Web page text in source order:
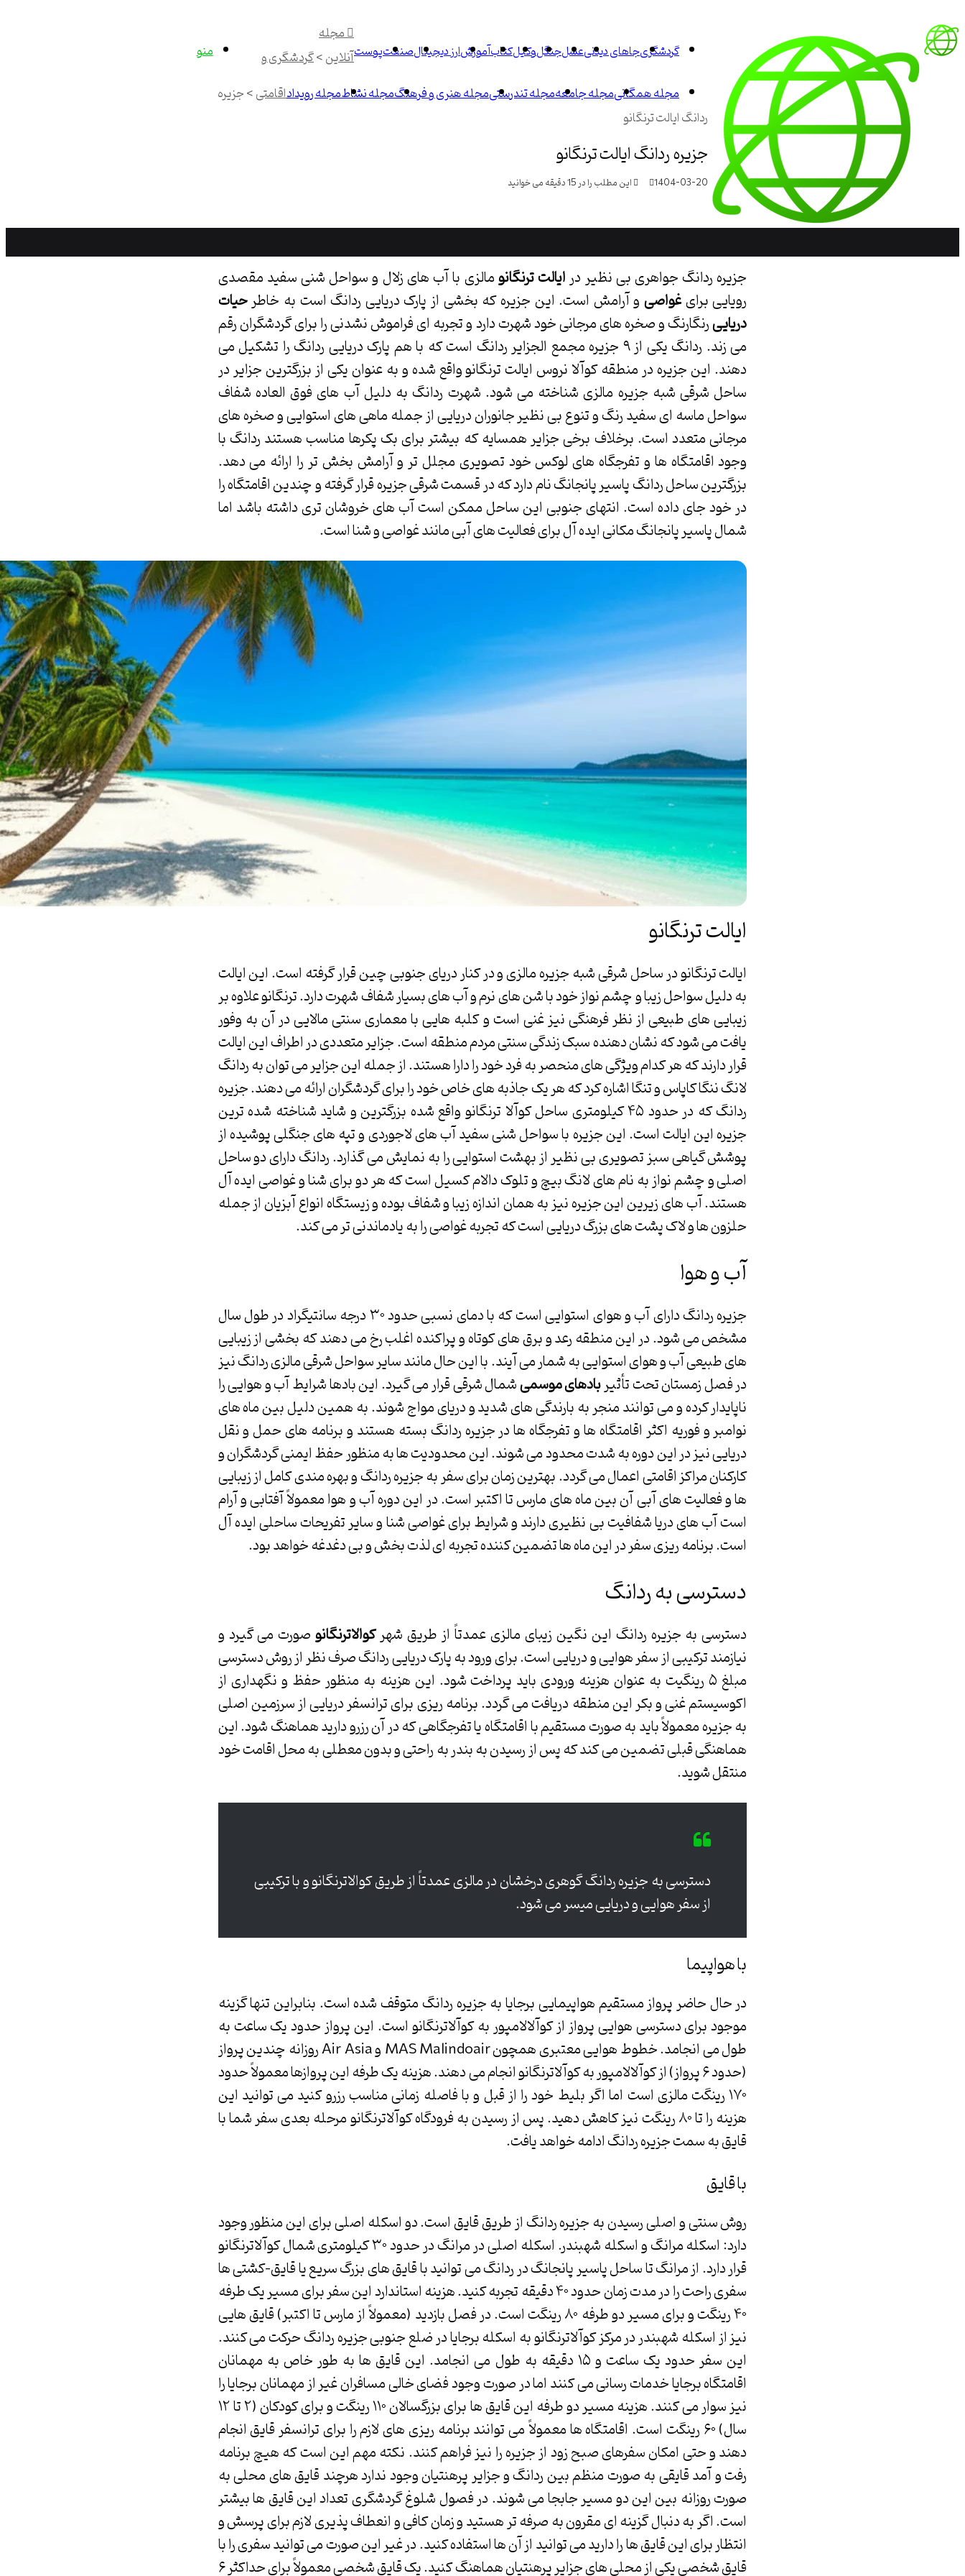
منو گردشگریجاهای دیدنیعسلجنگلوکیلکتابآموزشارز دیجیتالصنعتپوست
مجله همگانیمجله جامعهمجله تندرستیمجله هنری و فرهنگمجله نشاطمجله رویداد
مجله
آنلاین>گردشگری و
اقامتی>جزیره
ردانگ ایالت ترنگانو
جزیره ردانگ ایالت ترنگانو
1404-03-20 این مطلب را در 15 دقیقه می خوانید
جزیره ردانگ جواهری بی نظیر درایالت ترنگانومالزی با آب های زلال و سواحل شنی سفید مقصدی
رویایی برایغواصیو آرامش است. این جزیره که بخشی از پارک دریایی ردانگ است به خاطرحیات
دریاییرنگارنگ و صخره های مرجانی خود شهرت دارد و تجربه ای فراموش نشدنی را برای گردشگران رقم
می زند. ردانگ یکی از ۹ جزیره مجمع الجزایر ردانگ است که با هم پارک دریایی ردانگ را تشکیل می
دهند. این جزیره در منطقه کوآلا نروس ایالت ترنگانو واقع شده و به عنوان یکی از بزرگترین جزایر در
ساحل شرقی شبه جزیره مالزی شناخته می شود. شهرت ردانگ به دلیل آب های فوق العاده شفاف
سواحل ماسه ای سفید رنگ و تنوع بی نظیر جانوران دریایی از جمله ماهی های استوایی و صخره های
مرجانی متعدد است. برخلاف برخی جزایر همسایه که بیشتر برای بک پکرها مناسب هستند ردانگ با
وجود اقامتگاه ها و تفرجگاه های لوکس خود تصویری مجلل تر و آرامش بخش تر را ارائه می دهد.
بزرگترین ساحل ردانگ پاسیر پانجانگ نام دارد که در قسمت شرقی جزیره قرار گرفته و چندین اقامتگاه را
در خود جای داده است. انتهای جنوبی این ساحل ممکن است آب های خروشان تری داشته باشد اما
شمال پاسیر پانجانگ مکانی ایده آل برای فعالیت های آبی مانند غواصی و شنا است.
ایالت ترنگانو
ایالت ترنگانو در ساحل شرقی شبه جزیره مالزی و در کنار دریای جنوبی چین قرار گرفته است. این ایالت
به دلیل سواحل زیبا و چشم نواز خود با شن های نرم و آب های بسیار شفاف شهرت دارد. ترنگانو علاوه بر
زیبایی های طبیعی از نظر فرهنگی نیز غنی است و کلبه هایی با معماری سنتی مالایی در آن به وفور
یافت می شود که نشان دهنده سبک زندگی سنتی مردم منطقه است. جزایر متعددی در اطراف این ایالت
قرار دارند که هر کدام ویژگی های منحصر به فرد خود را دارا هستند. از جمله این جزایر می توان به ردانگ
لانگ ننگا کاپاس و تنگا اشاره کرد که هر یک جاذبه های خاص خود را برای گردشگران ارائه می دهند. جزیره
ردانگ که در حدود ۴۵ کیلومتری ساحل کوآلا ترنگانو واقع شده بزرگترین و شاید شناخته شده ترین
جزیره این ایالت است. این جزیره با سواحل شنی سفید آب های لاجوردی و تپه های جنگلی پوشیده از
پوشش گیاهی سبز تصویری بی نظیر از بهشت استوایی را به نمایش می گذارد. ردانگ دارای دو ساحل
اصلی و چشم نواز به نام های لانگ بیچ و تلوک دالام کسیل است که هر دو برای شنا و غواصی ایده آل
هستند. آب های زیرین این جزیره نیز به همان اندازه زیبا و شفاف بوده و زیستگاه انواع آبزیان از جمله
حلزون ها و لاک پشت های بزرگ دریایی است که تجربه غواصی را به یادماندنی تر می کند.
آب و هوا
جزیره ردانگ دارای آب و هوای استوایی است که با دمای نسبی حدود ۳۰ درجه سانتیگراد در طول سال
مشخص می شود. در این منطقه رعد و برق های کوتاه و پراکنده اغلب رخ می دهند که بخشی از زیبایی
های طبیعی آب و هوای استوایی به شمار می آیند. با این حال مانند سایر سواحل شرقی مالزی ردانگ نیز
در فصل زمستان تحت تأثیربادهای موسمیشمال شرقی قرار می گیرد. این بادها شرایط آب و هوایی را
ناپایدار کرده و می توانند منجر به بارندگی های شدید و دریای مواج شوند. به همین دلیل بین ماه های
نوامبر و فوریه اکثر اقامتگاه ها و تفرجگاه ها در جزیره ردانگ بسته هستند و برنامه های حمل و نقل
دریایی نیز در این دوره به شدت محدود می شوند. این محدودیت ها به منظور حفظ ایمنی گردشگران و
کارکنان مراکز اقامتی اعمال می گردد. بهترین زمان برای سفر به جزیره ردانگ و بهره مندی کامل از زیبایی
ها و فعالیت های آبی آن بین ماه های مارس تا اکتبر است. در این دوره آب و هوا معمولاً آفتابی و آرام
است آب های دریا شفافیت بی نظیری دارند و شرایط برای غواصی شنا و سایر تفریحات ساحلی ایده آل
است. برنامه ریزی سفر در این ماه ها تضمین کننده تجربه ای لذت بخش و بی دغدغه خواهد بود.
دسترسی به ردانگ
دسترسی به جزیره ردانگ این نگین زیبای مالزی عمدتاً از طریق شهرکوالاترنگانوصورت می گیرد و
نیازمند ترکیبی از سفر هوایی و دریایی است. برای ورود به پارک دریایی ردانگ صرف نظر از روش دسترسی
مبلغ ۵ رینگیت به عنوان هزینه ورودی باید پرداخت شود. این هزینه به منظور حفظ و نگهداری از
اکوسیستم غنی و بکر این منطقه دریافت می گردد. برنامه ریزی برای ترانسفر دریایی از سرزمین اصلی
به جزیره معمولاً باید به صورت مستقیم با اقامتگاه یا تفرجگاهی که در آن رزرو دارید هماهنگ شود. این
هماهنگی قبلی تضمین می کند که پس از رسیدن به بندر به راحتی و بدون معطلی به محل اقامت خود
منتقل شوید.
دسترسی به جزیره ردانگ گوهری درخشان در مالزی عمدتاً از طریق کوالاترنگانو و با ترکیبی
از سفر هوایی و دریایی میسر می شود.
با هواپیما
در حال حاضر پرواز مستقیم هواپیمایی برجایا به جزیره ردانگ متوقف شده است. بنابراین تنها گزینه
موجود برای دسترسی هوایی پرواز از کوآلالامپور به کوآلاترنگانو است. این پرواز حدود یک ساعت به
طول می انجامد. خطوط هوایی معتبری همچون MAS Malindoair و Air Asia روزانه چندین پرواز
(حدود ۶ پرواز) از کوآلالامپور به کوآلاترنگانو انجام می دهند. هزینه یک طرفه این پروازها معمولاً حدود
۱۷۰ رینگت مالزی است اما اگر بلیط خود را از قبل و با فاصله زمانی مناسب رزرو کنید می توانید این
هزینه را تا ۸۰ رینگت نیز کاهش دهید. پس از رسیدن به فرودگاه کوآلاترنگانو مرحله بعدی سفر شما با
قایق به سمت جزیره ردانگ ادامه خواهد یافت.
با قایق
روش سنتی و اصلی رسیدن به جزیره ردانگ از طریق قایق است. دو اسکله اصلی برای این منظور وجود
دارد: اسکله مرانگ و اسکله شهبندر. اسکله اصلی در مرانگ در حدود ۳۰ کیلومتری شمال کوآلاترنگانو
قرار دارد. از مرانگ تا ساحل پاسیر پانجانگ در ردانگ می توانید با قایق های بزرگ سریع یا قایق-کشتی ها
سفری راحت را در مدت زمان حدود ۴۰ دقیقه تجربه کنید. هزینه استاندارد این سفر برای مسیر یک طرفه
۴۰ رینگت و برای مسیر دو طرفه ۸۰ رینگت است. در فصل بازدید (معمولاً از مارس تا اکتبر) قایق هایی
نیز از اسکله شهبندر در مرکز کوآلاترنگانو به اسکله برجایا در ضلع جنوبی جزیره ردانگ حرکت می کنند.
این سفر حدود یک ساعت و ۱۵ دقیقه به طول می انجامد. این قایق ها به طور خاص به مهمانان
اقامتگاه برجایا خدمات رسانی می کنند اما در صورت وجود فضای خالی مسافران غیر از مهمانان برجایا را
نیز سوار می کنند. هزینه مسیر دو طرفه این قایق ها برای بزرگسالان ۱۱۰ رینگت و برای کودکان (۲ تا ۱۲
سال) ۶۰ رینگت است. اقامتگاه ها معمولاً می توانند برنامه ریزی های لازم را برای ترانسفر قایق انجام
دهند و حتی امکان سفرهای صبح زود از جزیره را نیز فراهم کنند. نکته مهم این است که هیچ برنامه
رفت و آمد قایقی به صورت منظم بین ردانگ و جزایر پرهنتیان وجود ندارد هرچند قایق های محلی به
صورت روزانه بین این دو مسیر جابجا می شوند. در فصول شلوغ گردشگری تعداد این قایق ها بیشتر
است. اگر به دنبال گزینه ای مقرون به صرفه تر هستید و زمان کافی و انعطاف پذیری لازم برای پرسش و
انتظار برای این قایق ها را دارید می توانید از آن ها استفاده کنید. در غیر این صورت می توانید سفری را با
قایق شخصی یکی از محلی های جزایر پرهنتیان هماهنگ کنید. یک قایق شخصی معمولاً برای حداکثر ۶